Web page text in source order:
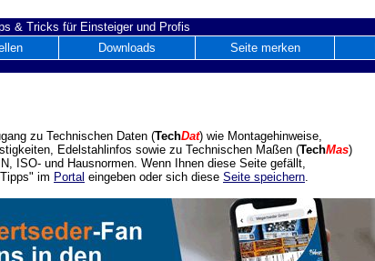
& Tricks für Einsteiger und Profis
Downloads Seite merken
zu Technischen Daten (TechDat) wie Montagehinweise,
Edelstahlinfos sowie zu Technischen Maßen (TechMas)
ISO- und Hausnormen. Wenn Ihnen diese Seite gefällt,
im Portal eingeben oder sich diese Seite speichern.